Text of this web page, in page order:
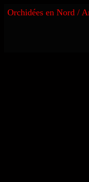
Orchidées en Nord /